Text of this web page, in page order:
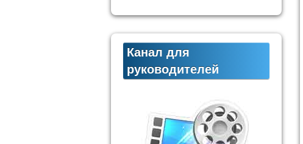
Канал для
руководителей